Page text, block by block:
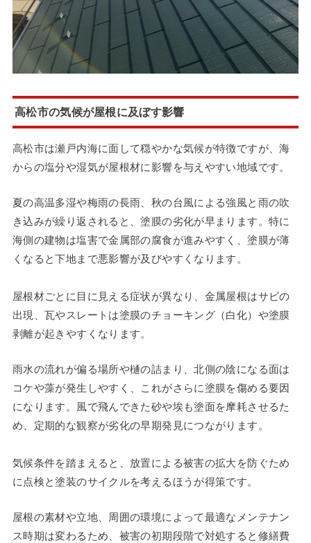
高松市の気候が屋根に及ぼす影響
高松市は瀬戸内海に面して穏やかな気候が特徴ですが、海
からの塩分や湿気が屋根材に影響を与えやすい地域です。
夏の高温多湿や梅雨の長雨、秋の台風による強風と雨の吹
き込みが繰り返されると、塗膜の劣化が早まります。特に
海側の建物は塩害で金属部の腐食が進みやすく、塗膜が薄
くなると下地まで悪影響が及びやすくなります。
屋根材ごとに目に見える症状が異なり、金属屋根はサビの
出現、瓦やスレートは塗膜のチョーキング（白化）や塗膜
剥離が起きやすくなります。
雨水の流れが偏る場所や樋の詰まり、北側の陰になる面は
コケや藻が発生しやすく、これがさらに塗膜を傷める要因
になります。風で飛んできた砂や埃も塗面を摩耗させるた
め、定期的な観察が劣化の早期発見につながります。
気候条件を踏まえると、放置による被害の拡大を防ぐため
に点検と塗装のサイクルを考えるほうが得策です。
屋根の素材や立地、周囲の環境によって最適なメンテナン
ス時期は変わるため、被害の初期段階で対処すると修繕費